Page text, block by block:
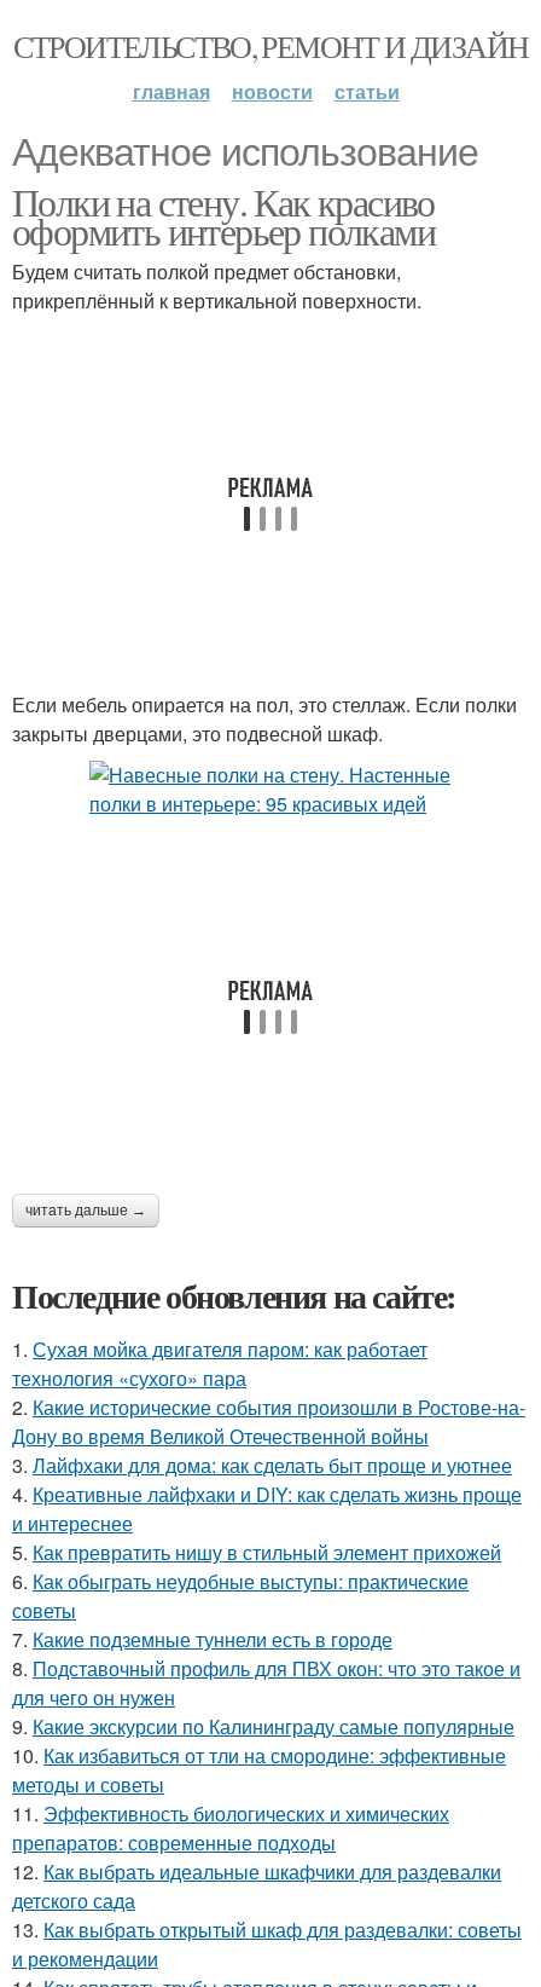
СТРОИТЕЛЬСТВО, РЕМОНТ И ДИЗАЙН
главная новости статьи
Адекватное использование
Полки на стену. Как красиво
оформить интерьер полками
Будем считать полкой предмет обстановки,
прикреплённый к вертикальной поверхности.
Если мебель опирается на пол, это стеллаж. Если полки
закрыты дверцами, это подвесной шкаф.
читать дальше →
Последние обновления на сайте:
1. Сухая мойка двигателя паром: как работает
технология «сухого» пара
2. Какие исторические события произошли в Ростове-на-
Дону во время Великой Отечественной войны
3. Лайфхаки для дома: как сделать быт проще и уютнее
4. Креативные лайфхаки и DIY: как сделать жизнь проще
и интереснее
5. Как превратить нишу в стильный элемент прихожей
6. Как обыграть неудобные выступы: практические
советы
7. Какие подземные туннели есть в городе
8. Подставочный профиль для ПВХ окон: что это такое и
для чего он нужен
9. Какие экскурсии по Калининграду самые популярные
10. Как избавиться от тли на смородине: эффективные
методы и советы
11. Эффективность биологических и химических
препаратов: современные подходы
12. Как выбрать идеальные шкафчики для раздевалки
детского сада
13. Как выбрать открытый шкаф для раздевалки: советы
и рекомендации